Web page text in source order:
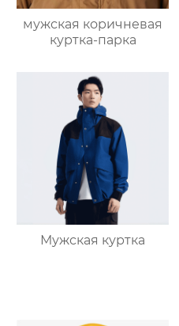
мужская коричневая
куртка-парка
Мужская куртка